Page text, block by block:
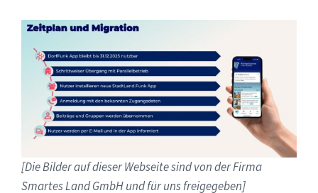
[Die Bilder auf dieser Webseite sind von der Firma
Smartes Land GmbH und für uns freigegeben]